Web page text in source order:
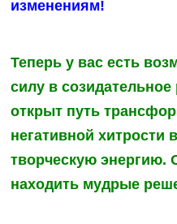
изменениям!
Теперь у вас есть
силу в
открыт путь
негативной хитрости
творческую энергию.
находить мудрые